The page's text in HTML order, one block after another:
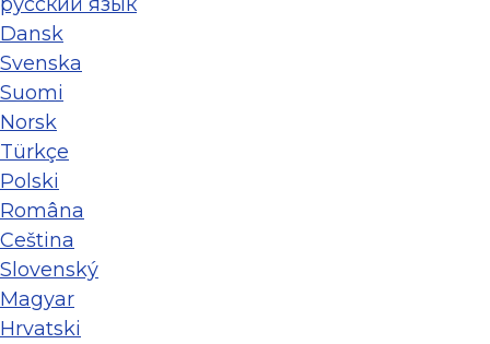
Dansk
Svenska
Suomi
Norsk
Türkçe
Polski
Româna
Ceština
Slovenský
Magyar
Hrvatski